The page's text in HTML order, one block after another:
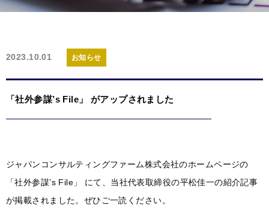
2023.10.01 お知らせ
「社外参謀’s File」 がアップされました
ジャパンコンサルティングファーム株式会社のホームページの
「社外参謀’s File」 にて、当社代表取締役の平松佳一の紹介記事
が掲載されました。ぜひご一読ください。